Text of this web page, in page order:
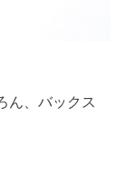
ん、バックス